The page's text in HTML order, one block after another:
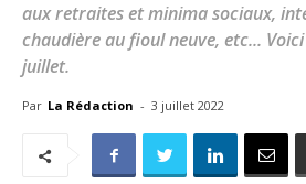
aux retraites et minima sociaux,
chaudière au fioul neuve, etc...
juillet.
Par La Rédaction - 3 juillet 2022